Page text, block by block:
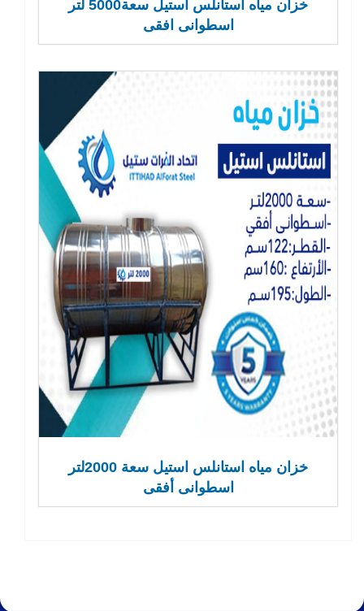
خزان مياه استانلس استيل سعة5000 لتر
اسطوانى افقى
خزان مياه استانلس استيل سعة 2000لتر
اسطوانى أفقى